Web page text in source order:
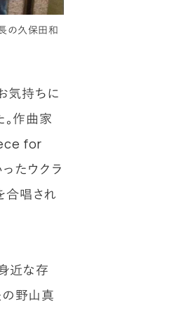
の久保田和
気持ちに
作曲家
for
たウクラ
合唱され
近な存
の野山真